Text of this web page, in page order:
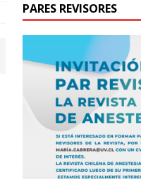
PARES REVISORES